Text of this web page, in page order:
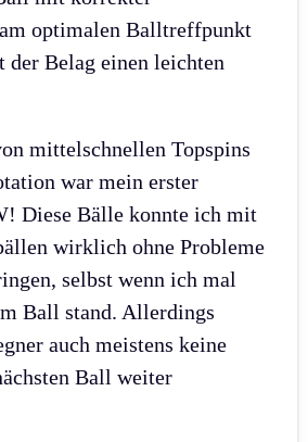
optimalen Balltreffpunkt
Belag einen leichten
mittelschnellen Topspins
war mein erster
Diese Bälle konnte ich mit
wirklich ohne Probleme
selbst wenn ich mal
Ball stand. Allerdings
auch meistens keine
Ball weiter